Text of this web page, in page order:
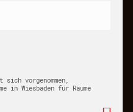
vorgenommen,
in Wiesbaden für Räume